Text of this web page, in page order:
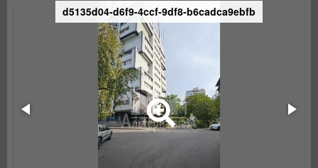
d5135d04-d6f9-4ccf-9df8-b6cadca9ebfb